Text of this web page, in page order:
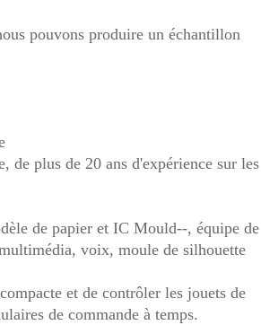
pouvons produire un échantillon
de plus de 20 ans d'expérience sur les
de papier et IC Mould--, équipe de
voix, moule de silhouette
et de contrôler les jouets de
de commande à temps.